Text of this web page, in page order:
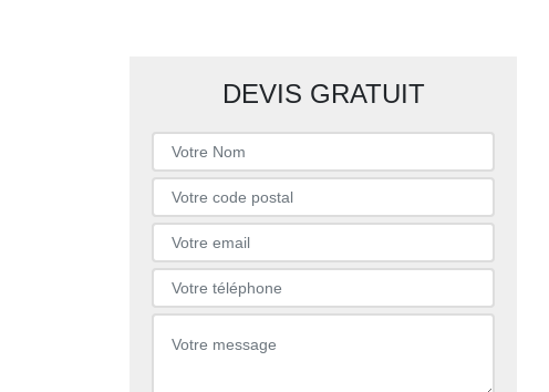
DEVIS GRATUIT